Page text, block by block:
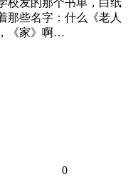
校发的那个书单，白纸
那些名字：什么《老人
《家》啊…
0